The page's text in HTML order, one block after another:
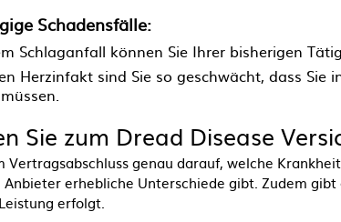
Schadensfälle:
Schlaganfall können Sie Ihrer bisherigen
Herzinfakt sind Sie so geschwächt, dass Sie
Sie zum Dread Disease
Vertragsabschluss genau darauf, welche
erhebliche Unterschiede gibt. Zudem
erfolgt.